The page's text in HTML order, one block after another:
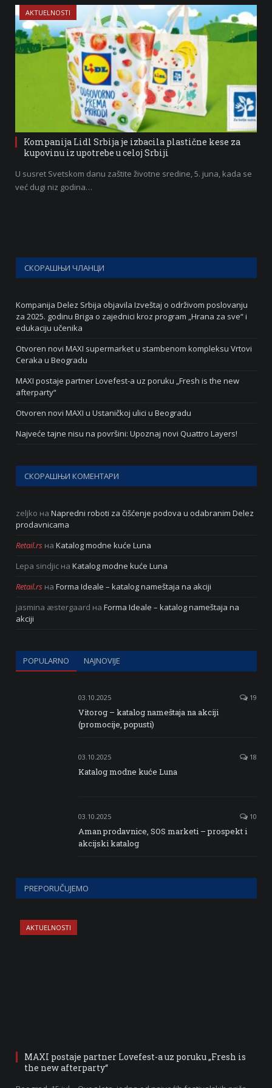
AKTUELNOSTI
Kompanija Lidl Srbija je izbacila plastične kese za
kupovinu iz upotrebe u celoj Srbiji
U susret Svetskom danu zaštite životne sredine, 5. juna, kada se
već dugi niz godina…
СКОРАШЊИ ЧЛАНЦИ
Kompanija Delez Srbija objavila Izveštaj o održivom poslovanju
za 2025. godinu Briga o zajednici kroz program „Hrana za sve“ i
edukaciju učenika
Otvoren novi MAXI supermarket u stambenom kompleksu Vrtovi
Ceraka u Beogradu
MAXI postaje partner Lovefest-a uz poruku „Fresh is the new
afterparty“
Otvoren novi MAXI u Ustaničkoj ulici u Beogradu
Najveće tajne nisu na površini: Upoznaj novi Quattro Layers!
СКОРАШЊИ КОМЕНТАРИ
zeljko на Napredni roboti za čišćenje podova u odabranim Delez
prodavnicama
Retail.rs на Katalog modne kuće Luna
Lepa sindjic на Katalog modne kuće Luna
Retail.rs на Forma Ideale – katalog nameštaja na akciji
jasmina æstergaard на Forma Ideale – katalog nameštaja na
akciji
POPULARNO NAJNOVIJE
03.10.2025 19
Vitorog – katalog nameštaja na akciji
(promocije, popusti)
03.10.2025 18
Katalog modne kuće Luna
03.10.2025 10
Aman prodavnice, SOS marketi – prospekt i
akcijski katalog
PREPORUČUJEMO
AKTUELNOSTI
MAXI postaje partner Lovefest-a uz poruku „Fresh is
the new afterparty“